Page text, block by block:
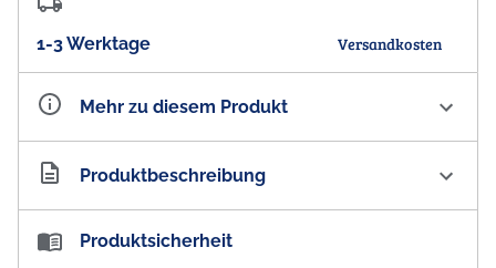
1-3 Werktage Versandkosten
Mehr zu diesem Produkt
Artikelnummer AU300264
Produktbeschreibung
Koh Living Aboriginal Recycled Plastic Bottle Bag
Produktsicherheit